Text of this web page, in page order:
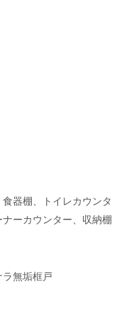
器棚、トイレカウンタ
ーカウンター、収納棚
無垢框戸